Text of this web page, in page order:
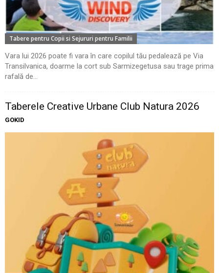
Tabere pentru Copii si Sejururi pentru Familii
Vara lui 2026 poate fi vara în care copilul tău pedalează pe Via
Transilvanica, doarme la cort sub Sarmizegetusa sau trage prima
rafală de...
Taberele Creative Urbane Club Natura 2026
GOKID